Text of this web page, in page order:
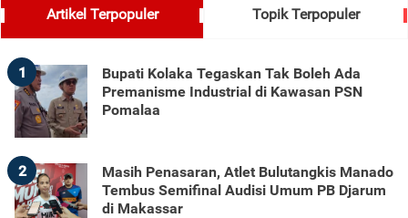
Artikel Terpopuler Topik Terpopuler
1
Bupati Kolaka Tegaskan Tak Boleh Ada
Premanisme Industrial di Kawasan PSN
Pomalaa
2
Masih Penasaran, Atlet Bulutangkis Manado
Tembus Semifinal Audisi Umum PB Djarum
di Makassar